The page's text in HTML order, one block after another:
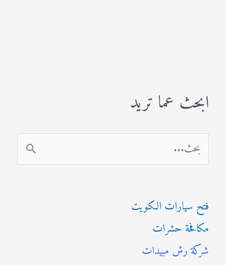
ابحث عما تريد
ل
ح
ث
ع
فتح سيارات الكويت
مكافحة حشرات
شركة رش مبيدات